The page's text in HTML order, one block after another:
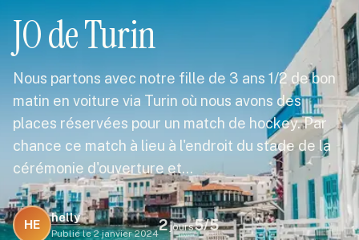
JO de Turin
Nous partons avec notre fille de 3 ans 1/2 de bon
matin en voiture via Turin où nous avons des
places réservées pour un match de hockey. Par
chance ce match à lieu à l'endroit du stade de la
cérémonie d'ouverture et…
HE
helly
Publié le 2 janvier 2024
2jours5/5